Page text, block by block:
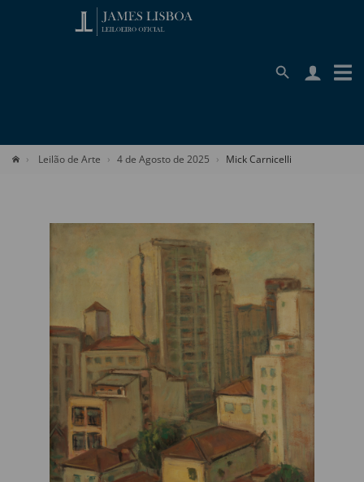
Leilão de Arte 4 de Agosto de 2025 Mick Carnicelli